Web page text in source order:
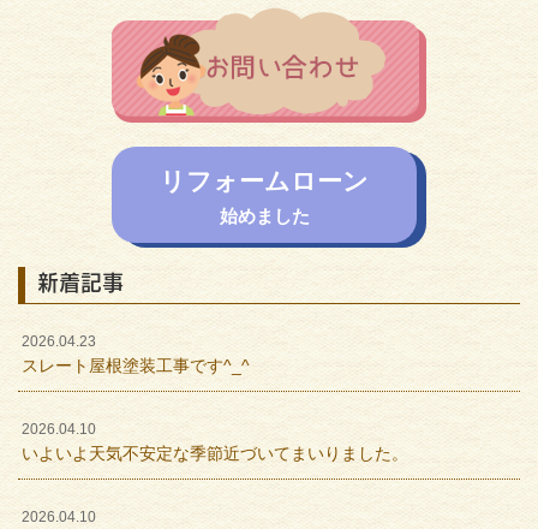
リフォームローン
始めました
新着記事
2026.04.23
スレート屋根塗装工事です^_^
2026.04.10
いよいよ天気不安定な季節近づいてまいりました。
2026.04.10